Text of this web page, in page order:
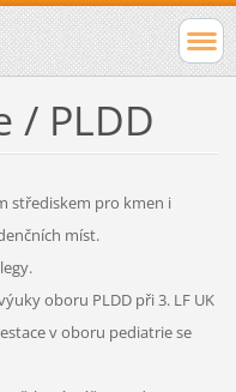
/ PLDD
střediskem pro kmen i
míst.
oboru PLDD při 3. LF UK
v oboru pediatrie se